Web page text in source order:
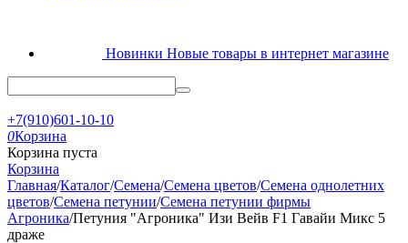
Новинки Новые товары в интернет магазине
+7(910)601-10-10
0Корзина
Корзина пуста
Корзина
Главная/Каталог/Семена/Семена цветов/Семена однолетних
цветов/Семена петунии/Семена петунии фирмы
Агроника/Петуния "Агроника" Изи Вейв F1 Гавайи Микс 5
драже